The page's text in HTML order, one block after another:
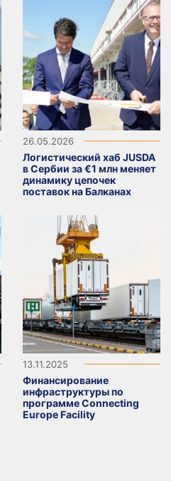
26.05.2026
Логистический хаб JUSDA
в Сербии за €1 млн меняет
динамику цепочек
поставок на Балканах
13.11.2025
Финансирование
инфраструктуры по
программе Connecting
Europe Facility